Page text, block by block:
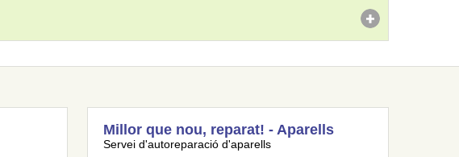
Millor que nou, reparat! - Aparells
Servei d'autoreparació d'aparells